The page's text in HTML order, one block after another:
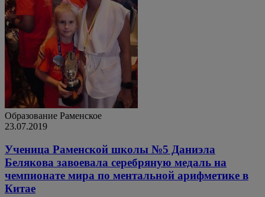
Образование Раменское
23.07.2019
Ученица Раменской школы №5 Даниэла
Белякова завоевала серебряную медаль на
чемпионате мира по ментальной арифметике в
Китае